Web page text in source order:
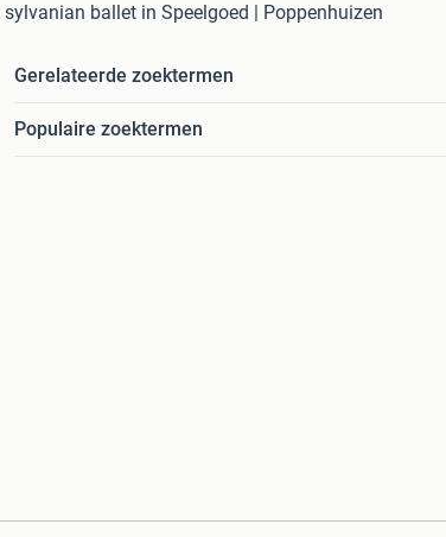
sylvanian ballet in Speelgoed | Poppenhuizen
Gerelateerde zoektermen
Populaire zoektermen